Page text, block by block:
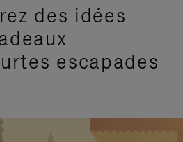
des idées
escapades